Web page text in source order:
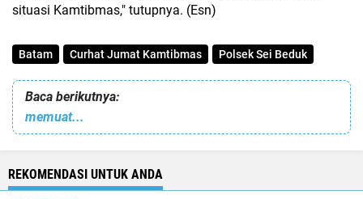
situasi Kamtibmas," tutupnya. (Esn)
Batam Curhat Jumat Kamtibmas Polsek Sei Beduk
Baca berikutnya:
memuat...
REKOMENDASI UNTUK ANDA